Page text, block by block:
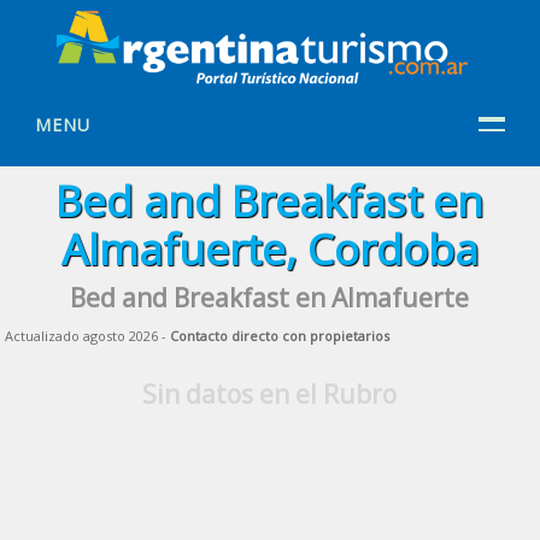
MENU
Bed and Breakfast en
Almafuerte, Cordoba
Bed and Breakfast en Almafuerte
Actualizado agosto 2026 - Contacto directo con propietarios
Sin datos en el Rubro